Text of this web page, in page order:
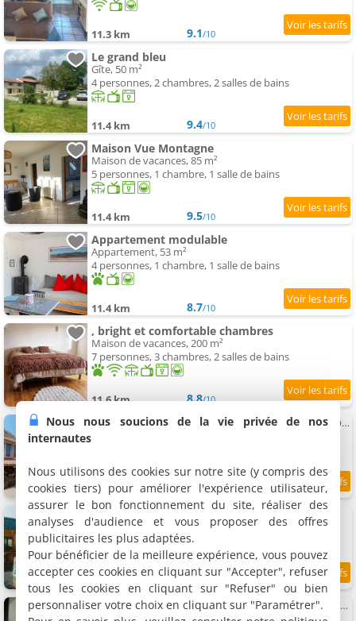
11.3 km 9.1/10
Le grand bleu
Gîte, 50 m²
4 personnes, 2 chambres, 2 salles de bains
11.4 km 9.4/10
Maison Vue Montagne
Maison de vacances, 85 m²
5 personnes, 1 chambre, 1 salle de bains
11.4 km 9.5/10
Appartement modulable
Appartement, 53 m²
4 personnes, 1 chambre, 1 salle de bains
11.4 km 8.7/10
, bright et comfortable chambres
Maison de vacances, 200 m²
7 personnes, 3 chambres, 2 salles de bains
11.6 km 8.8/10
Gîte XXL - salle des fêtes - Salle de jeux avec billards - Terrain Pétanque - LE REFUGE DU MILAN
11.6 km 9.7/10
Le Refuge du Milan - Bus anglais avec spa
Chalet, 40 m²
5 personnes, 3 chambres, 1 salle de bains
11.6 km 9.2
Appartement indépendant en RDC chez habitant
Appartement, 105 m²
Nous nous soucions de la vie privée de nos
internautes
Nous utilisons des cookies sur notre site (y compris des
cookies tiers) pour améliorer l'expérience utilisateur,
assurer le bon fonctionnement du site, réaliser des
analyses d'audience et vous proposer des offres
publicitaires les plus adaptées.
Pour bénéficier de la meilleure expérience, vous pouvez
accepter ces cookies en cliquant sur "Accepter", refuser
tous les cookies en cliquant sur "Refuser" ou bien
personnaliser votre choix en cliquant sur "Paramétrer".